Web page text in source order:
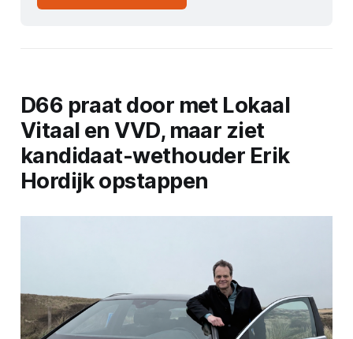
D66 praat door met Lokaal
Vitaal en VVD, maar ziet
kandidaat-wethouder Erik
Hordijk opstappen